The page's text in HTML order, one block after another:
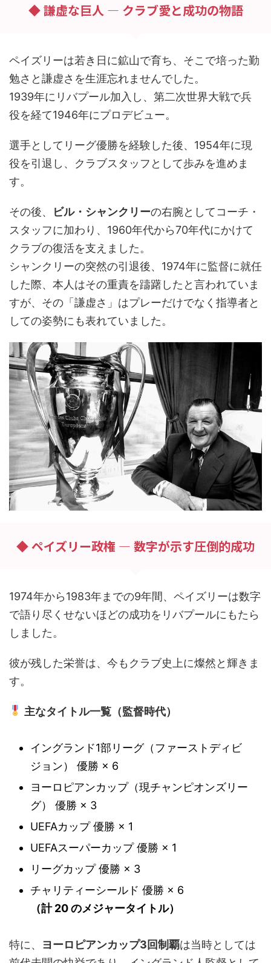
◆ 謙虚な巨人 — クラブ愛と成功の物語
ペイズリーは若き日に鉱山で育ち、そこで培った勤
勉さと謙虚さを生涯忘れませんでした。
1939年にリバプール加入し、第二次世界大戦で兵
役を経て1946年にプロデビュー。
選手としてリーグ優勝を経験した後、1954年に現
役を引退し、クラブスタッフとして歩みを進めま
す。
その後、 ビル・シャンクリーの右腕としてコーチ・
スタッフに加わり、1960年代から70年代にかけて
クラブの復活を支えました。
シャンクリーの突然の引退後、1974年に監督に就任
した際、本人はその重責を躊躇したと言われていま
すが、その「謙虚さ」はプレーだけでなく指導者と
しての姿勢にも表れていました。
◆ ペイズリー政権 — 数字が示す圧倒的成功
1974年から1983年までの9年間、ペイズリーは数字
で語り尽くせないほどの成功をリバプールにもたら
しました。
彼が残した栄誉は、今もクラブ史上に燦然と輝きま
す。
主なタイトル一覧（監督時代）
イングランド1部リーグ（ファーストディビ
ジョン） 優勝 × 6
ヨーロピアンカップ（現チャンピオンズリー
グ） 優勝 × 3
UEFAカップ 優勝 × 1
UEFAスーパーカップ 優勝 × 1
リーグカップ 優勝 × 3
チャリティーシールド 優勝 × 6
（計 20 のメジャータイトル）
特に、 ヨーロピアンカップ3回制覇は当時としては